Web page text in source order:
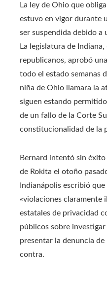
La ley de Ohio que
estuvo en vigor durante
ser suspendida debido a
La legislatura de
republicanos, aprobó
todo el estado semanas
niña de Ohio llamara la
siguen estando
de un fallo de la Corte
constitucionalidad de la
Bernard intentó sin
de Rokita el otoño
Indianápolis escribió
«violaciones claramente
estatales de privacidad
públicos sobre
presentar la denuncia
contra.